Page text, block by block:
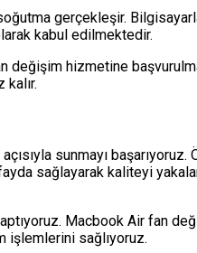
gerçekleşir.
kabul edilmektedir.
değişim hizmetine
sunmayı
sağlayarak kaliteyi
Macbook Air fan
işlemlerini sağlıyoruz.